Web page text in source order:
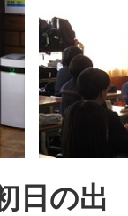
日の出